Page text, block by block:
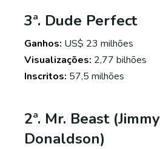
3ª. Dude Perfect
Ganhos: US$ 23 milhões
Visualizações: 2,77 bilhões
Inscritos: 57,5 milhões
2ª. Mr. Beast (Jimmy
Donaldson)